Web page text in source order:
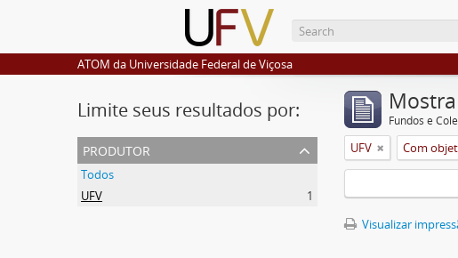
ATOM da Universidade Federal de Viçosa
Limite seus resultados por:
produtor
Todos
UFV
1
Fundos e
UFV Com
Visualizar